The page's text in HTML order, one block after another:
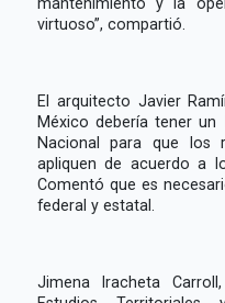
virtuoso”, compartió.
El arquitecto Javier
México debería tener un
Nacional para que los
apliquen de acuerdo a
Comentó que es
federal y estatal.
Jimena Iracheta